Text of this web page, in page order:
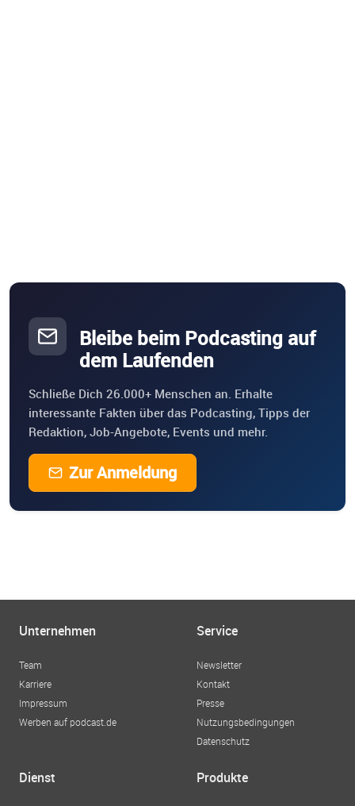
Bleibe beim Podcasting auf
dem Laufenden
Schließe Dich 26.000+ Menschen an. Erhalte
interessante Fakten über das Podcasting, Tipps der
Redaktion, Job-Angebote, Events und mehr.
Zur Anmeldung
Unternehmen
Team
Karriere
Impressum
Werben auf podcast.de
Service
Newsletter
Kontakt
Presse
Nutzungsbedingungen
Datenschutz
Dienst Produkte